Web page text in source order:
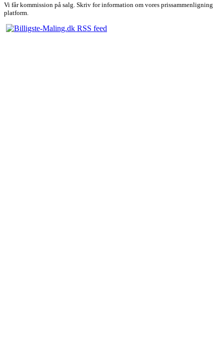
Vi får kommission på salg. Skriv for information om vores prissammenligning
platform.